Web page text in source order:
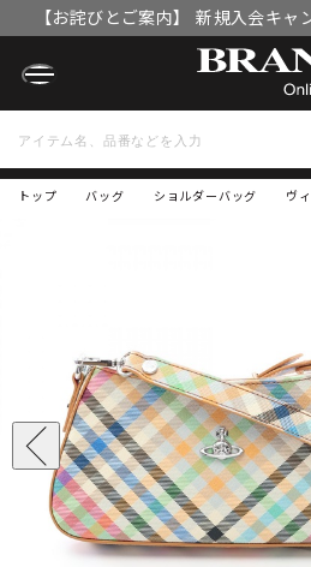
【お詫びとご案内】 新規入会キャ
OFFクーポン」付与漏
トップ ヴ
バッグ ショルダーバッグ